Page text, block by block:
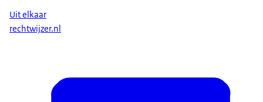
Uit elkaar
rechtwijzer.nl